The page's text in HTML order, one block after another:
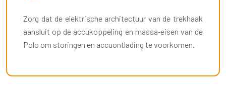
Zorg dat de elektrische architectuur van de trekhaak
aansluit op de accukoppeling en massa‑eisen van de
Polo om storingen en accuontlading te voorkomen.